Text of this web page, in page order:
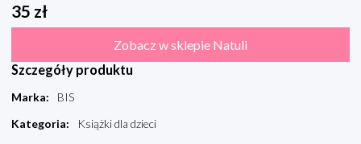
35 zł
Zobacz w sklepie Natuli
Szczegóły produktu
Marka:
BIS
Kategoria:
Książki dla dzieci